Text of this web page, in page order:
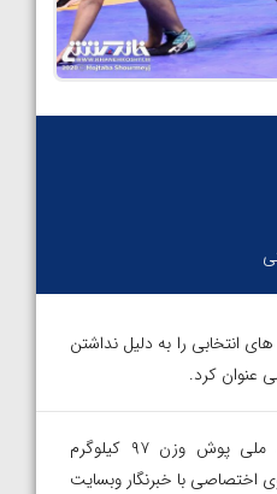
انتخابی را به دلیل نداشتن
عنوان کرد.
– مجتبی گلیج، ملی پوش وزن ۹۷ کیلوگرم
اختصاصی با خبرنگار وبسایت